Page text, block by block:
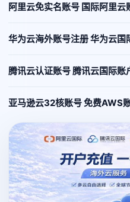
阿里云免实名账号 国际阿里
华为云海外账号注册 华为云国
腾讯云认证账号 腾讯云国际账
亚马逊云32核账号 免费AWS